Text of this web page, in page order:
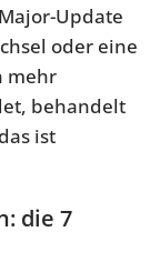
Update
oder eine
mehr
behandelt
ist
die 7